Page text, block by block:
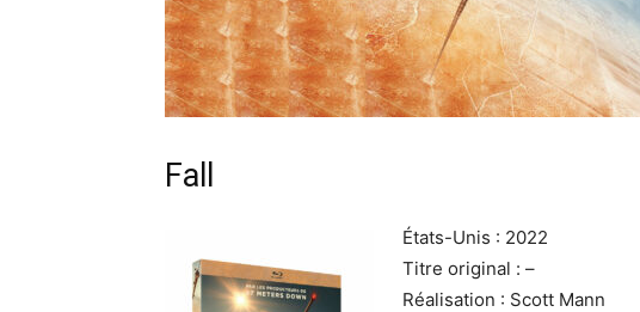
Fall
États-Unis : 2022
Titre original : –
Réalisation : Scott Mann